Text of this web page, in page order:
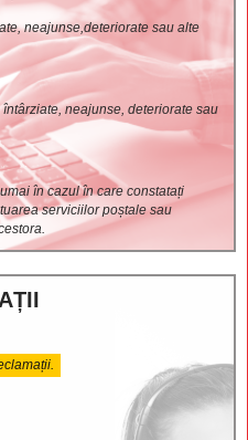
neajunse,deteriorate sau alte
neajunse, deteriorate sau
în cazul în care constatați
serviciilor poștale sau